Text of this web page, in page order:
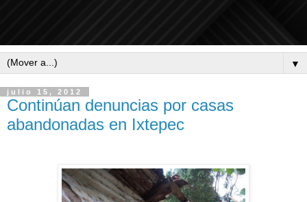
▼
julio 15, 2012
Continúan denuncias por casas
abandonadas en Ixtepec